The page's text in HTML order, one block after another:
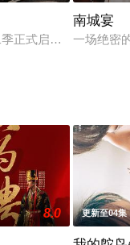
浪人组织“樱花会”
季正式启动，郭麒麟
南城宴
一场绝密
8.0 更新至04集